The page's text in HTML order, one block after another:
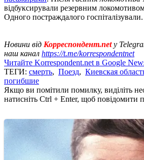
відбуксирували резервним
Одного постраждалого госпіталізували.
Новини від Корреспондент.netу
наш канал https://t.me/korrespondentnet
Читайте Korrespondent.net в Google
ТЕГИ: смерть, Поезд, Киевская
погибшие
Якщо ви помітили помилку, виділіть
натисніть Ctrl + Enter, щоб повідомити